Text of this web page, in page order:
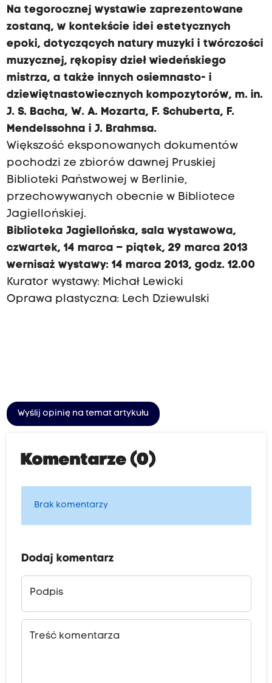
Na tegorocznej wystawie zaprezentowane
zostaną, w kontekście idei estetycznych
epoki, dotyczących natury muzyki i twórczości
muzycznej, rękopisy dzieł wiedeńskiego
mistrza, a także innych osiemnasto- i
dziewiętnastowiecznych kompozytorów, m. in.
J. S. Bacha, W. A. Mozarta, F. Schuberta, F.
Mendelssohna i J. Brahmsa.
Większość eksponowanych dokumentów
pochodzi ze zbiorów dawnej Pruskiej
Biblioteki Państwowej w Berlinie,
przechowywanych obecnie w Bibliotece
Jagiellońskiej.
Biblioteka Jagiellońska, sala wystawowa,
czwartek, 14 marca – piątek, 29 marca 2013
wernisaż wystawy: 14 marca 2013, godz. 12.00
Kurator wystawy: Michał Lewicki
Oprawa plastyczna: Lech Dziewulski
Wyślij opinię na temat artykułu
Komentarze (0)
Brak komentarzy
Dodaj komentarz
Podpis
Treść komentarza